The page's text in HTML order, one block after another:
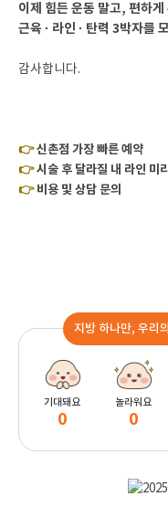
이제 힘든 운동 말고, 편하게
근육 · 라인 · 탄력 3박자를
감사합니다.
👉신촌점 가장 빠른 예약
👉시술 후 달라질 내 라인 미
👉비용 및 상담 문의
지방 하나만, 우리
기대돼요
0
놀라워요
0